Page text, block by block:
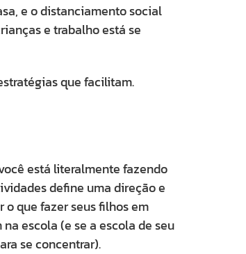
e o distanciamento social
e trabalho está se
que facilitam.
está literalmente fazendo
define uma direção e
que fazer seus filhos em
escola (e se a escola de seu
se concentrar).